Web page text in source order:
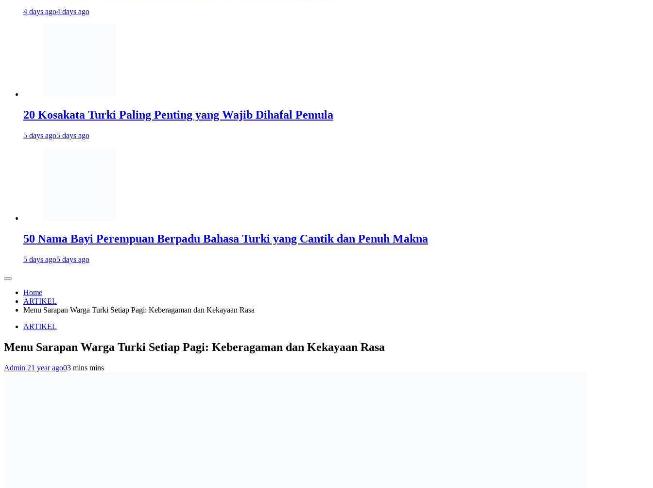
4 days ago4 days ago
20 Kosakata Turki Paling Penting yang Wajib Dihafal Pemula
5 days ago5 days ago
50 Nama Bayi Perempuan Berpadu Bahasa Turki yang Cantik dan Penuh Makna
5 days ago5 days ago
Home
ARTIKEL
Menu Sarapan Warga Turki Setiap Pagi: Keberagaman dan Kekayaan Rasa
ARTIKEL
Menu Sarapan Warga Turki Setiap Pagi: Keberagaman dan Kekayaan Rasa
Admin 21 year ago03 mins mins